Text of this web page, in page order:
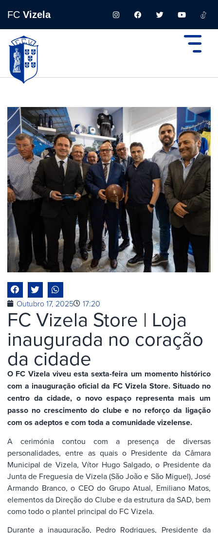
FC Vizela
Outubro 17, 2025 17:20
FC Vizela Store | Loja
inaugurada no coração
da cidade
O FC Vizela viveu esta sexta-feira um momento histórico
com a inauguração oficial da FC Vizela Store. Situado no
centro da cidade, o novo espaço representa mais um
passo no crescimento do clube e no reforço da ligação
com os adeptos e com toda a comunidade vizelense.
A cerimónia contou com a presença de diversas
personalidades, entre as quais o Presidente da Câmara
Municipal de Vizela, Vítor Hugo Salgado, o Presidente da
Junta de Freguesia de Vizela (São João e São Miguel), José
Armando Branco, o CEO do Grupo Atual, Emiliano Matos,
elementos da Direção do Clube e da estrutura da SAD, bem
como todo o plantel principal do FC Vizela.
Durante a inauguração, Pedro Rodrigues, Presidente da